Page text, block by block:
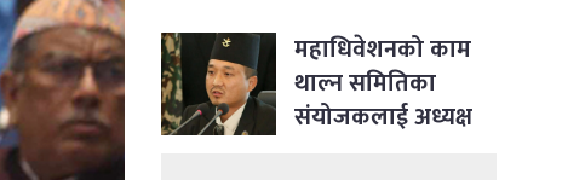
महाधिवेशनको काम
थाल्न समितिका
संयोजकलाई अध्यक्ष